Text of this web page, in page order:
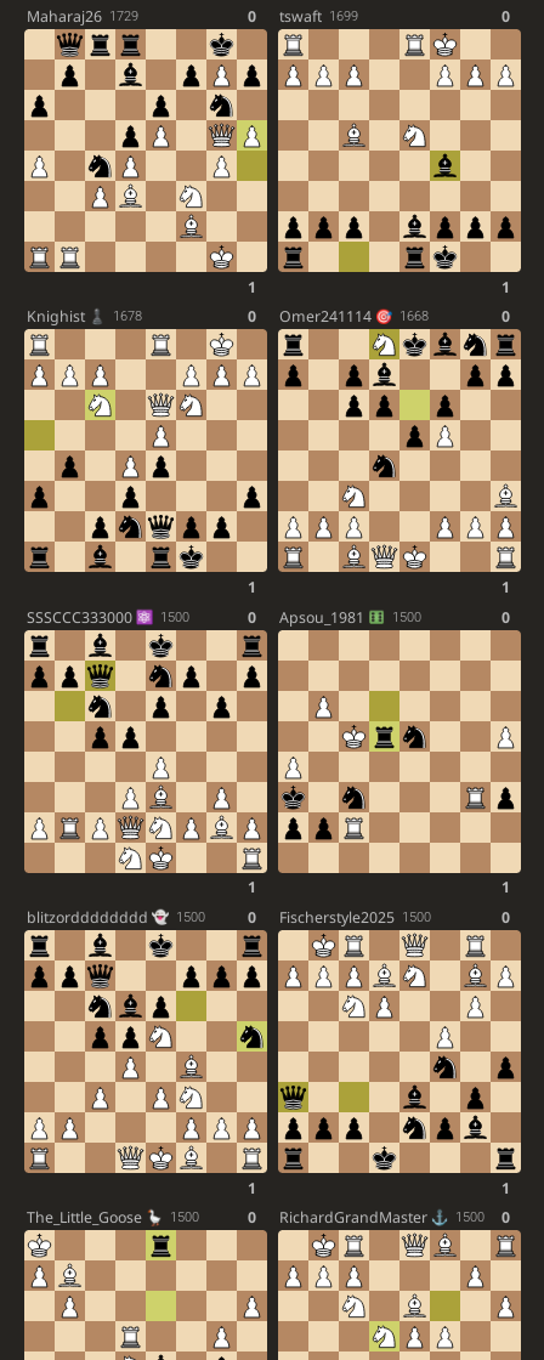
Maharaj26 1729 0
1
tswaft 1699 0
1
Knighist
1678 0
1
Omer241114 1668 0
1
SSSCCC333000
1500 0
1
Apsou_1981 1500 0
1
blitzordddddddd
1500 0
1
Fischerstyle2025 1500 0
1
The_Little_Goose
1500 0 RichardGrandMaster 1500 0